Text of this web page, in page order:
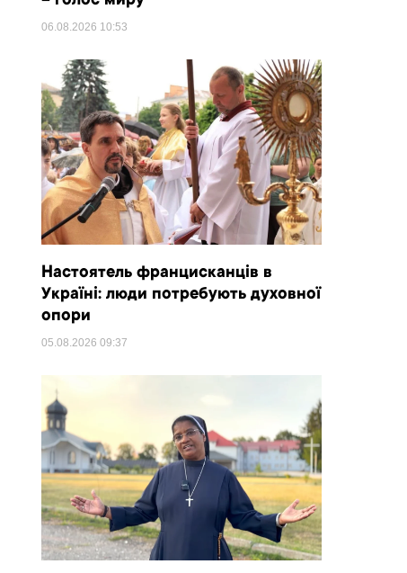
06.08.2026 10:53
Настоятель францисканців в
Україні: люди потребують духовної
опори
05.08.2026 09:37